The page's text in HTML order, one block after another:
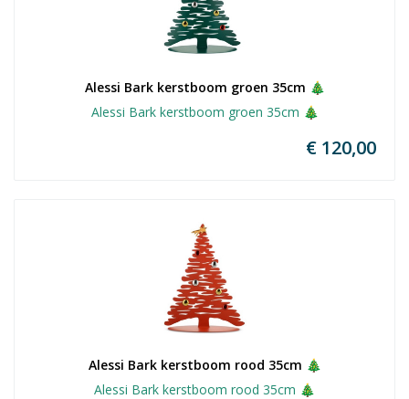
Alessi Bark kerstboom groen 35cm 🎄
Alessi Bark kerstboom groen 35cm 🎄
€ 120,00
Alessi Bark kerstboom rood 35cm 🎄
Alessi Bark kerstboom rood 35cm 🎄